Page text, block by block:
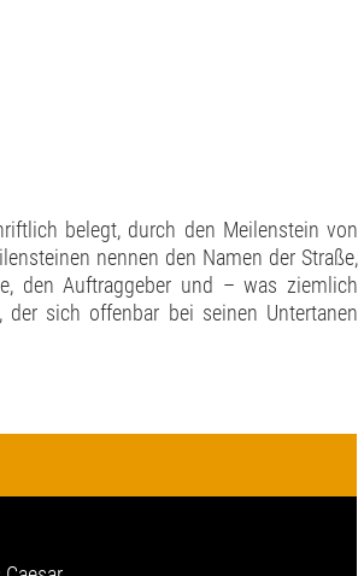
belegt, durch den Meilenstein von
nennen den Namen der Straße,
den Auftraggeber und – was ziemlich
sich offenbar bei seinen Untertanen